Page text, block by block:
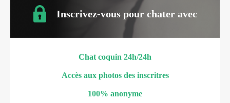
Inscrivez-vous pour chater avec
Chat coquin 24h/24h
Accès aux photos des inscritres
100% anonyme